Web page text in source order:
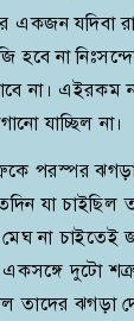
একজন যদিবা
না
না। এইরকম
যাচ্ছিল না।
পরস্পর ঝগড়া
যা চাইছিল
না
দুটো
তাদের